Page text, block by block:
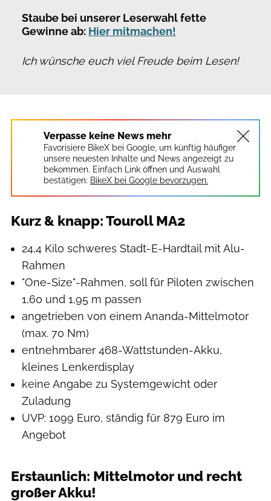
Staube bei unserer Leserwahl fette
Gewinne ab: Hier mitmachen!
Ich wünsche euch viel Freude beim Lesen!
Verpasse keine News mehr
Favorisiere BikeX bei Google, um künftig häufiger
unsere neuesten Inhalte und News angezeigt zu
bekommen. Einfach Link öffnen und Auswahl
bestätigen: BikeX bei Google bevorzugen.
Kurz & knapp: Touroll MA2
24,4 Kilo schweres Stadt-E-Hardtail mit Alu-
Rahmen
"One-Size"-Rahmen, soll für Piloten zwischen
1,60 und 1,95 m passen
angetrieben von einem Ananda-Mittelmotor
(max. 70 Nm)
entnehmbarer 468-Wattstunden-Akku,
kleines Lenkerdisplay
keine Angabe zu Systemgewicht oder
Zuladung
UVP: 1099 Euro, ständig für 879 Euro im
Angebot
Erstaunlich: Mittelmotor und recht
großer Akku!